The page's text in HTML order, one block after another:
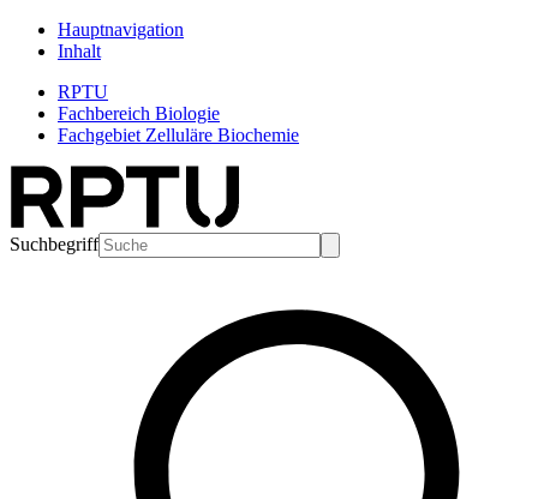
Hauptnavigation
Inhalt
RPTU
Fachbereich Biologie
Fachgebiet Zelluläre Biochemie
Suchbegriff